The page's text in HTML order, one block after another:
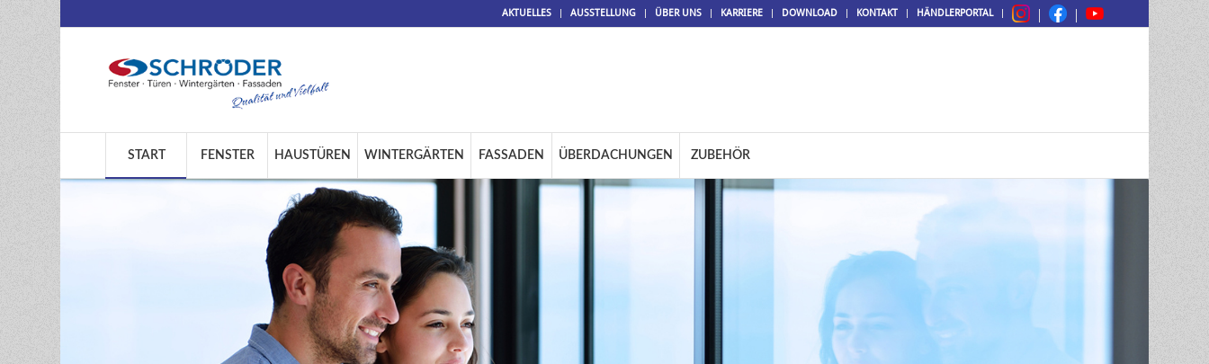
AKTUELLES AUSSTELLUNG ÜBER UNS KARRIERE DOWNLOAD KONTAKT HÄNDLERPORTAL
START FENSTER HAUSTÜREN WINTERGÄRTEN FASSADEN ÜBERDACHUNGEN ZUBEHÖR